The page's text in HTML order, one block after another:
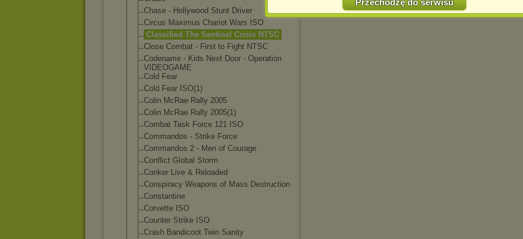
Jednocześnie informujemy że zmiana ustawień przeglądarki może
spowodować ograniczenie korzystania ze strony Chomikuj.pl.
prosimy o opuszczenie serwisu chomikuj.pl.
Wykorzystanie plików cookies
Pełną informację na ten temat znajdziesz pod adresem
Przechodzę do serwisu
Chase - Hollywood Stunt Driver
Circus Maximus Chariot Wars ISO
Classified The Sentinel Crisis NTSC
Close Combat - First to Fight NTSC
Codename - Kids Next Door - Operation
VIDEOGAME
Cold Fear
Cold Fear ISO(1)
Colin McRae Rally 2005
Colin McRae Rally 2005(1)
Combat Task Force 121 ISO
Commandos - Strike Force
Commandos 2 - Men of Courage
Conflict Global Storm
Conker Live & Reloaded
Conspiracy Weapons of Mass Destruction
Constantine
Corvette ISO
Counter Strike ISO
Crash Bandicoot Twin Sanity